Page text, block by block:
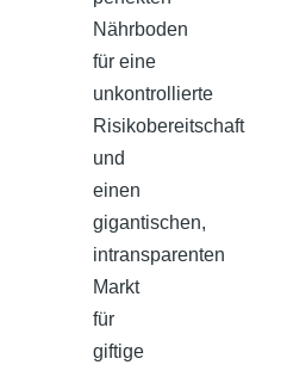
Nährboden
für eine
unkontrollierte
Risikobereitschaft
und
einen
gigantischen,
intransparenten
Markt
für
giftige